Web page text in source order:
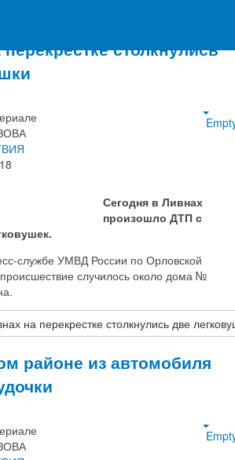
столкнулись
Сегодня в Ливнах
произошло ДТП с
службе УМВД России по Орловской
случилось около дома №
на перекрестке столкнулись две
районе из автомобиля